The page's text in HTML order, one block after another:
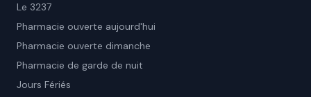
Le 3237
Pharmacie ouverte aujourd'hui
Pharmacie ouverte dimanche
Pharmacie de garde de nuit
Jours Fériés